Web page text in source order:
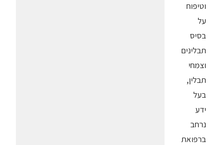
וטיפוח
על
בסיס
תבלינים
וצמחי
תבלין,
בעל
ידע
נרחב
ברפואת